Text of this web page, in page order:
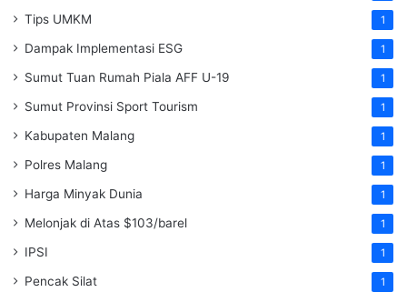
Tips UMKM 1
Dampak Implementasi ESG 1
Sumut Tuan Rumah Piala AFF U-19 1
Sumut Provinsi Sport Tourism 1
Kabupaten Malang 1
Polres Malang 1
Harga Minyak Dunia 1
Melonjak di Atas $103/barel 1
IPSI 1
Pencak Silat 1